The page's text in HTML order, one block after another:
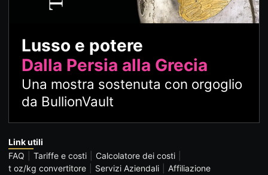
Lusso e potere
Dalla Persia alla Grecia
Una mostra sostenuta con orgoglio
da BullionVault
Link utili
FAQ
Tariffe e costi
Calcolatore dei costi
t oz/kg convertitore
Servizi Aziendali
Affiliazione